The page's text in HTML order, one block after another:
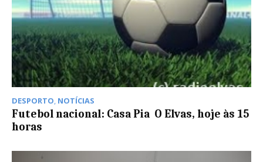
DESPORTO, NOTÍCIAS
Futebol nacional: Casa Pia  O Elvas, hoje às 15
horas